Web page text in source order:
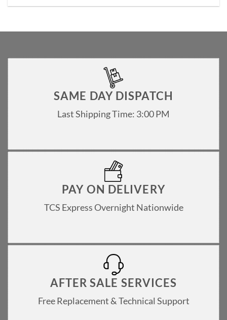
options
the
SAME DAY DISPATCH
Last Shipping Time: 3:00 PM
PAY ON DELIVERY
TCS Express Overnight Nationwide
AFTER SALE SERVICES
Free Replacement & Technical Support